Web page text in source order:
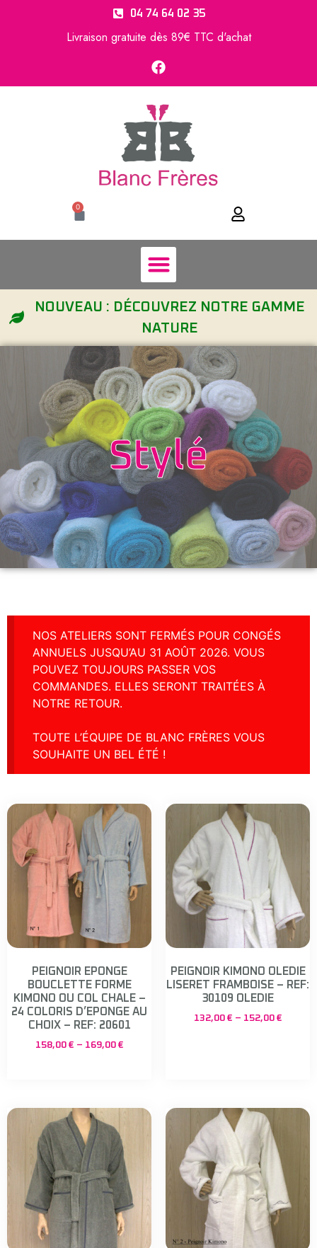
04 74 64 02 35
Livraison gratuite dès 89€ TTC d'achat
0
NOUVEAU : DÉCOUVREZ NOTRE GAMME
NATURE
Stylé
NOS ATELIERS SONT FERMÉS POUR CONGÉS
ANNUELS JUSQU’AU 31 AOÛT 2026. VOUS
POUVEZ TOUJOURS PASSER VOS
COMMANDES. ELLES SERONT TRAITÉES À
NOTRE RETOUR.
TOUTE L’ÉQUIPE DE BLANC FRÈRES VOUS
SOUHAITE UN BEL ÉTÉ !
PEIGNOIR EPONGE
BOUCLETTE FORME
KIMONO OU COL CHALE –
24 COLORIS D’EPONGE AU
CHOIX – REF: 20601
158,00 € – 169,00 €
PEIGNOIR KIMONO OLEDIE
LISERET FRAMBOISE – REF:
30109 OLEDIE
132,00 € – 152,00 €